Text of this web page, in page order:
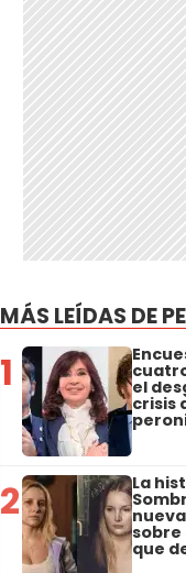
MÁS LEÍDAS DE
1 el
crisis
2 La
sobre
que